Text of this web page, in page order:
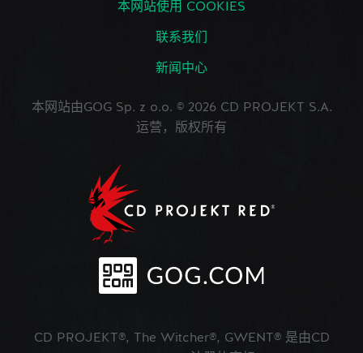
本网站使用 COOKIES
联系我们
新闻中心
本网站由GOG Sp. z o.o. © 2026 CD PROJEKT S.A.
运营，版权所有
CD PROJEKT®, The Witcher®, GWENT® 是由CD